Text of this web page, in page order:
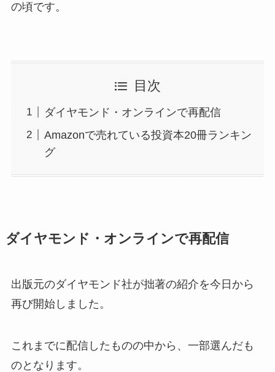
の頃です。
目次
ダイヤモンド・オンラインで再配信
Amazonで売れている投資本20冊ランキン
グ
ダイヤモンド・オンラインで再配信
出版元のダイヤモンド社が拙著の紹介を今日から
再び開始しました。
これまでに配信したものの中から、一部選んだも
のとなります。